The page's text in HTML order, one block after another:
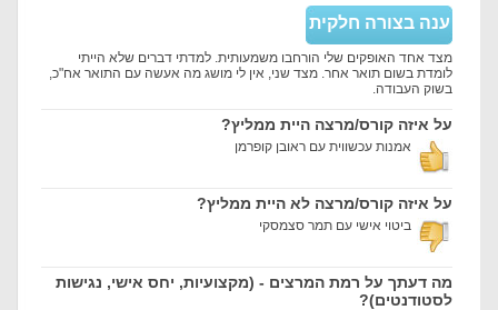
ענה בצורה חלקית
מצד אחד האופקים שלי הורחבו משמעותית. למדתי דברים שלא הייתי
לומדת בשום תואר אחר. מצד שני, אין לי מושג מה אעשה עם התואר אח"כ,
בשוק העבודה.
על איזה קורס/מרצה היית ממליץ?
אמנות עכשווית עם ראובן קופרמן
על איזה קורס/מרצה לא היית ממליץ?
ביטוי אישי עם תמר סצמסקי
מה דעתך על רמת המרצים - (מקצועיות, יחס אישי, נגישות
לסטודנטים)?